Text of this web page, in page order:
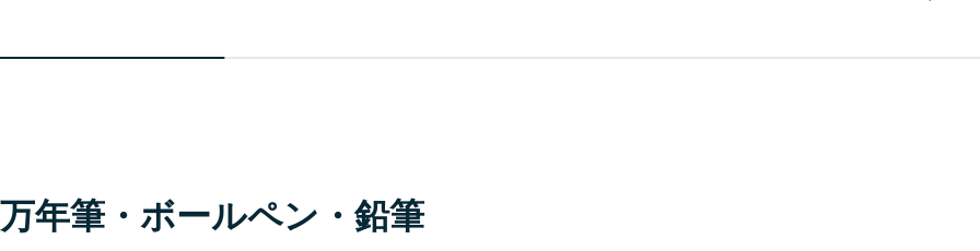
万年筆・ボールペン・鉛筆